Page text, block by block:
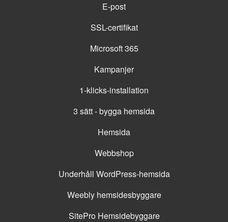
E-post
SSL-certifikat
Microsoft 365
Kampanjer
1-klicks-installation
3 sätt - bygga hemsida
Hemsida
Webbshop
Underhåll WordPress-hemsida
Weebly hemsidesbyggare
SitePro Hemsidebyggare